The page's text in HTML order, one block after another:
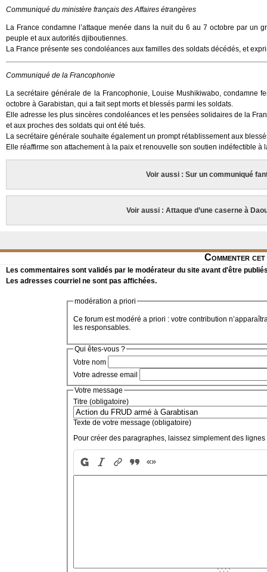
Communiqué du ministère français des Affaires étrangères
La France condamne l’attaque menée dans la nuit du 6 au 7 octobre par un
peuple et aux autorités djiboutiennes.
La France présente ses condoléances aux familles des soldats décédés, et
Communiqué de la Francophonie
La secrétaire générale de la Francophonie, Louise Mushikiwabo, condamne
octobre à Garabistan, qui a fait sept morts et blessés parmi les soldats.
Elle adresse les plus sincères condoléances et les pensées solidaires de la
et aux proches des soldats qui ont été tués.
La secrétaire générale souhaite également un prompt rétablissement aux
Elle réaffirme son attachement à la paix et renouvelle son soutien indéfectible
Voir aussi : Sur un communiqué
Voir aussi : Attaque d’une caserne à
Commenter
Les commentaires sont validés par le modérateur du site avant d'être
Les adresses courriel ne sont pas affichées.
modération a priori
Ce forum est modéré a priori : votre contribution
les responsables.
Qui êtes-vous ?
Votre nom
Votre adresse email
Votre message
Titre (obligatoire)
Texte de votre message (obligatoire)
Pour créer des paragraphes, laissez simplement des lignes